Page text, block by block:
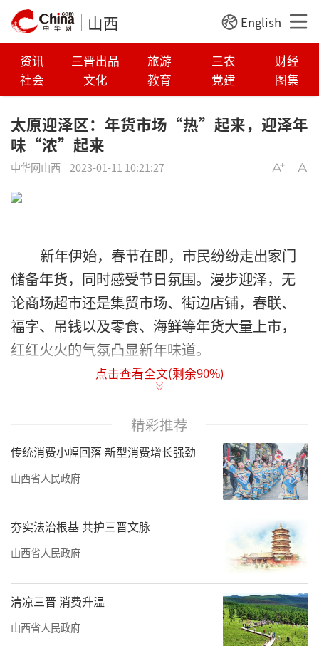
山西 English
资讯 三晋出品 旅游 三农
财经
社会
文化 教育 党建 图集
太原迎泽区：年货市场“热”起来，迎泽年
味“浓”起来
中华网山西 2023-01-11 10:21:27
新年伊始，春节在即，市民纷纷走出家门
储备年货，同时感受节日氛围。漫步迎泽，无
论商场超市还是集贸市场、街边店铺，春联、
福字、吊钱以及零食、海鲜等年货大量上市，
红红火火的气氛凸显新年味道。
走进迎泽区的各老牌商场和潮流商城，处
物，年货礼盒、糖果干果等商品琳琅满目，浓
郁的年味儿扑面而来。
漫步于柳巷商圈，王府井奥莱、贵都世纪
广场、美莎运动天地等商场的大门都已变成了
喜庆的红色，有的甚至直接把年货促销信息展
点击查看全文(剩余90%)
精彩推荐
传统消费小幅回落 新型消费增长强劲
山西省人民政府
夯实法治根基 共护三晋文脉
山西省人民政府
清凉三晋 消费升温
山西省人民政府